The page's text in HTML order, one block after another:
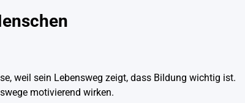
weil sein Lebensweg zeigt, dass Bildung wichtig ist.
motivierend wirken.